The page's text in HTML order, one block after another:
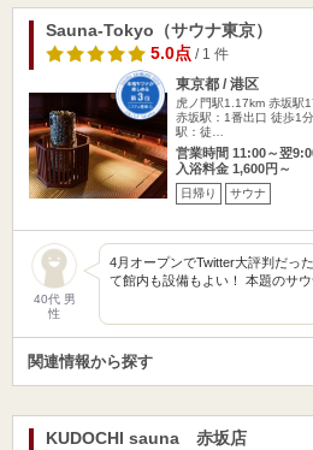
Sauna-Tokyo（サウナ東京）
5.0点/ 1 件
東京都 / 港区
虎ノ門駅1.17km 赤坂駅
赤坂駅：1番出口 徒歩1
駅：徒…
営業時間 11:00～翌
入浴料金 1,600円～
日帰り サウナ
40代 男
性
4月オープンでTwitter大評判だっ
て館内も設備もよい！ 本題のサ
関連情報から探す
KUDOCHI sauna 赤坂店